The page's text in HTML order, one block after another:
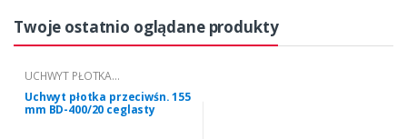
Twoje ostatnio oglądane produkty
UCHWYT PŁOTKA
PRZECIWŚNIEGOWEGO "BD" 155
Uchwyt płotka przeciwśn. 155
mm BD-400/20 ceglasty